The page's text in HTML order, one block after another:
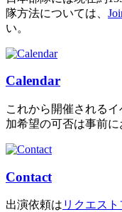
隊方法については、
い。
Calendar
これから開催される
加希望の可否は事前に
Contact
出演依頼は リクエス